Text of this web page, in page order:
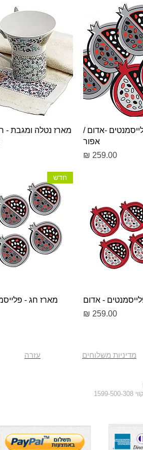
מהירה
-אדום /
אפור
מחיר‏259.00 ‏₪
תצוגה
מארז נטלה ומגבת -
מהירה
- אדום
מחיר‏259.00 ‏₪
תצוגה
חדש
מארז חג -
עזרה מדיניות משלוחים